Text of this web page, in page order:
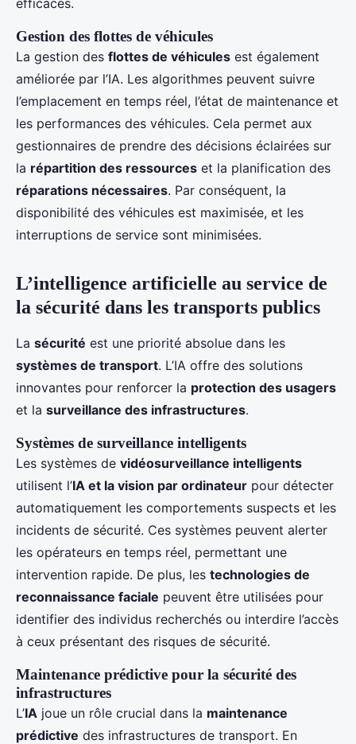
Gestion des flottes de véhicules
La gestion des flottes de véhicules est également
améliorée par l’IA. Les algorithmes peuvent suivre
l’emplacement en temps réel, l’état de maintenance et
les performances des véhicules. Cela permet aux
gestionnaires de prendre des décisions éclairées sur
la répartition des ressources et la planification des
réparations nécessaires. Par conséquent, la
disponibilité des véhicules est maximisée, et les
interruptions de service sont minimisées.
L’intelligence artificielle au service de
la sécurité dans les transports publics
La sécurité est une priorité absolue dans les
systèmes de transport. L’IA offre des solutions
innovantes pour renforcer la protection des usagers
et la surveillance des infrastructures.
Systèmes de surveillance intelligents
Les systèmes de vidéosurveillance intelligents
utilisent l’IA et la vision par ordinateur pour détecter
automatiquement les comportements suspects et les
incidents de sécurité. Ces systèmes peuvent alerter
les opérateurs en temps réel, permettant une
intervention rapide. De plus, les technologies de
reconnaissance faciale peuvent être utilisées pour
identifier des individus recherchés ou interdire l’accès
à ceux présentant des risques de sécurité.
Maintenance prédictive pour la sécurité des
infrastructures
L’IA joue un rôle crucial dans la maintenance
prédictive des infrastructures de transport. En